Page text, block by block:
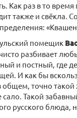
Как раз в то
также и свёкла.
помещик
разбивает
и постный, где
И как бы
точно такой
сало. Такой
русского блюда,